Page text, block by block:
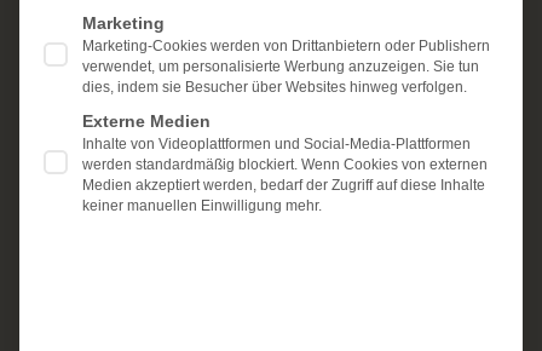
Marketing
Marketing-Cookies werden von Drittanbietern oder Publishern
verwendet, um personalisierte Werbung anzuzeigen. Sie tun
dies, indem sie Besucher über Websites hinweg verfolgen.
Externe Medien
Inhalte von Videoplattformen und Social-Media-Plattformen
werden standardmäßig blockiert. Wenn Cookies von externen
Medien akzeptiert werden, bedarf der Zugriff auf diese Inhalte
keiner manuellen Einwilligung mehr.